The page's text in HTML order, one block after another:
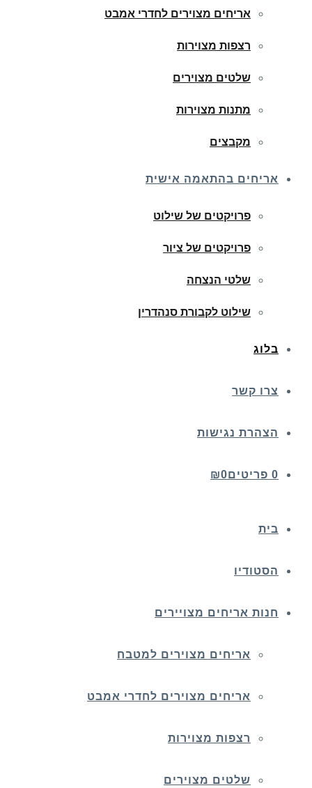
אריחים מצוירים לחדרי אמבט
רצפות מצוירות
שלטים מצוירים
מתנות מצוירות
מקבצים
אריחים בהתאמה אישית
פרויקטים של שילוט
פרויקטים של ציור
שלטי הנצחה
שילוט לקבורת סנהדרין
בלוג
צרו קשר
הצהרת נגישות
0 פריטים ₪0
בית
הסטודיו
חנות אריחים מצויירים
אריחים מצוירים למטבח
אריחים מצוירים לחדרי אמבט
רצפות מצוירות
שלטים מצוירים